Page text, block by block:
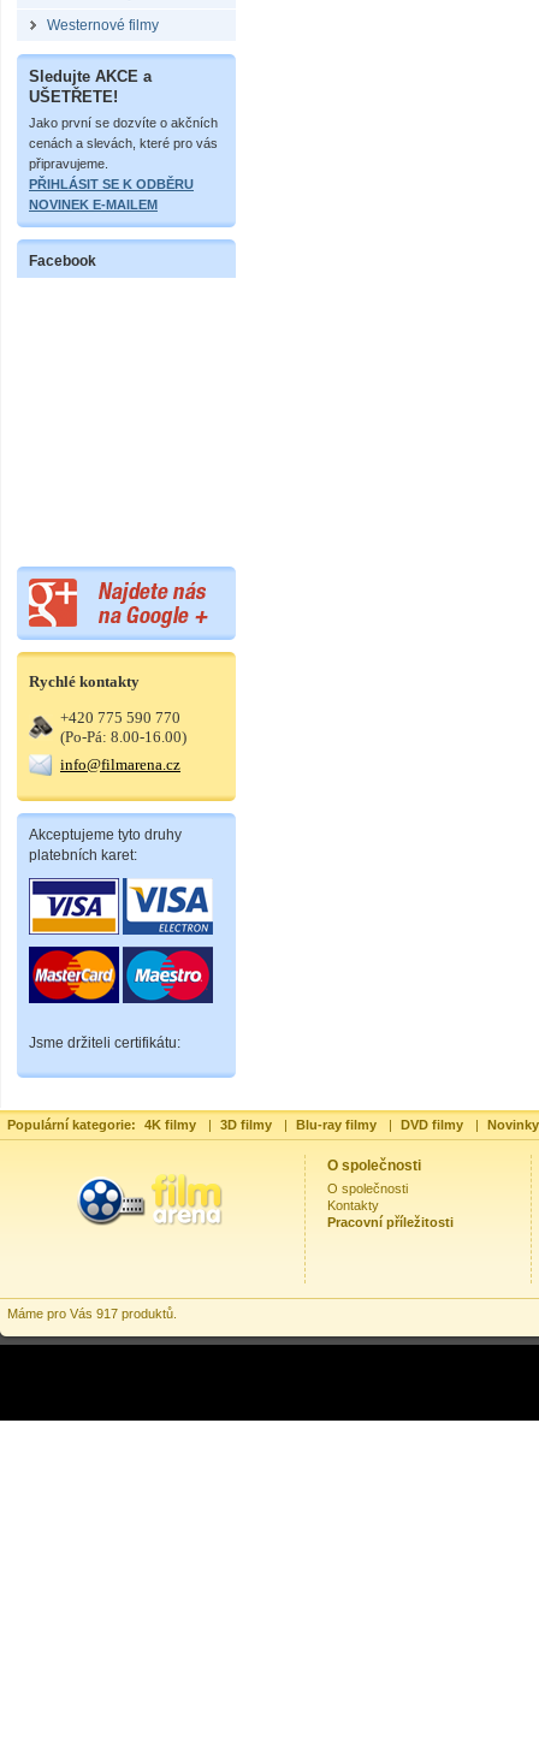
Westernové filmy
Sledujte AKCE a
UŠETŘETE!
Jako první se dozvíte o akčních
cenách a slevách, které pro vás
připravujeme.
PŘIHLÁSIT SE K ODBĚRU
NOVINEK E-MAILEM
Facebook
Rychlé kontakty
+420 775 590 770
(Po-Pá: 8.00-16.00)
info@filmarena.cz
Akceptujeme tyto druhy
platebních karet:
Jsme držiteli certifikátu:
Populární kategorie: 4K filmy | 3D filmy | Blu-ray filmy | DVD filmy |
O společnosti
O společnosti
Kontakty
Pracovní příležitosti
Máme pro Vás 917 produktů.